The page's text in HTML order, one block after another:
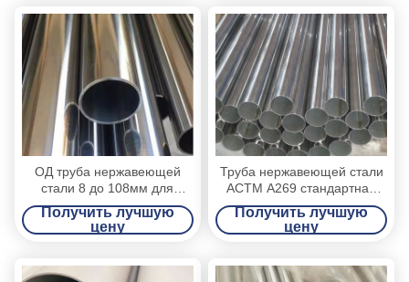
ОД труба нержавеющей
стали 8 до 108мм для
механических структуры/
здания
Получить лучшую
цену
Труба нержавеющей стали
АСТМ А269 стандартная
для конденсатора/
теплообменного аппарата
Получить лучшую
цену